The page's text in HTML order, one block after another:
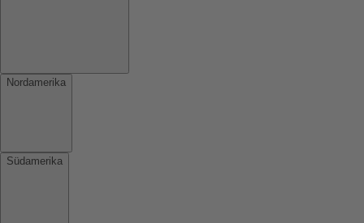
Nordamerika
Südamerika